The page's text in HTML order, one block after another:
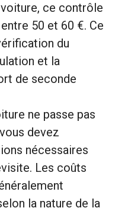
ce contrôle
50 et 60 €. Ce
du
et la
de seconde
ne passe pas
devez
nécessaires
Les coûts
la nature de la